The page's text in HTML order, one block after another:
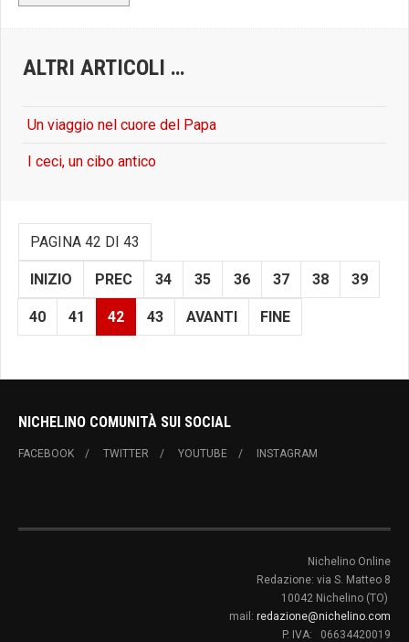
ALTRI ARTICOLI …
Un viaggio nel cuore del Papa
I ceci, un cibo antico
PAGINA 42 DI 43
INIZIO PREC 34 35 36 37 38 39
40 41 42 43 AVANTI FINE
NICHELINO COMUNITÀ SUI SOCIAL
FACEBOOK TWITTER YOUTUBE INSTAGRAM
Nichelino Online
Redazione: via S. Matteo 8
10042 Nichelino (TO)
mail: redazione@nichelino.com
P. IVA: 06634420019